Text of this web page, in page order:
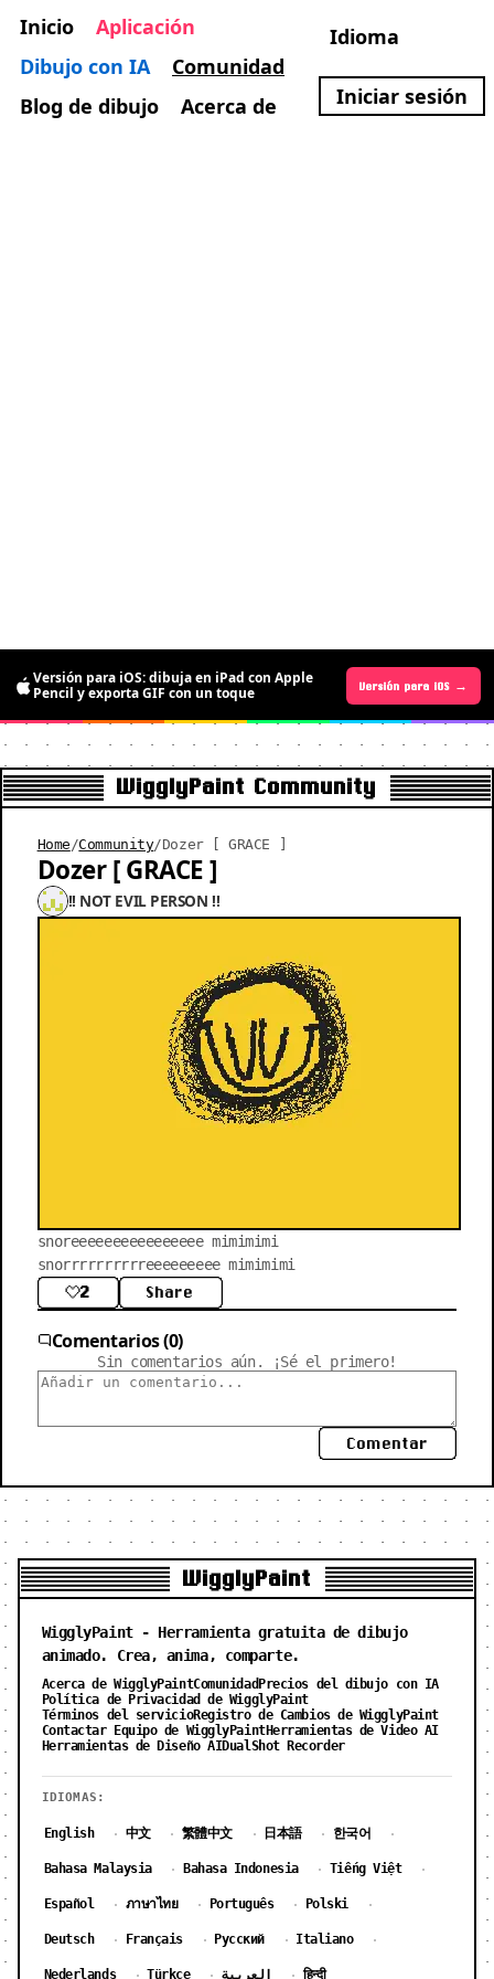
Inicio
Aplicación
Dibujo con IA
Comunidad
Blog de dibujo
Acerca de
Idioma
Iniciar sesión
Versión para Android →
Versión para iOS: dibuja en iPad con Apple
Pencil y exporta GIF con un toque
Versión para iOS →
WigglyPaint Community
Home /Community/Dozer [ GRACE ]
Dozer [ GRACE ]
!! NOT EVIL PERSON !!
snoreeeeeeeeeeeeeeee mimimimi
snorrrrrrrrrreeeeeeeee mimimimi
2 Share
Comentarios (0)
Sin comentarios aún. ¡Sé el primero!
Comentar
WigglyPaint
WigglyPaint - Herramienta gratuita de dibujo
animado. Crea, anima, comparte.
Acerca de WigglyPaintComunidad Precios del dibujo con IA
Política de Privacidad de WigglyPaint
Términos del servicioRegistro de Cambios de WigglyPaint
Contactar Equipo de WigglyPaintHerramientas de Video AI
Herramientas de Diseño AIDualShot Recorder
IDIOMAS:
English · 中文 · 繁體中文 · 日本語 · 한국어 ·
Bahasa Malaysia · Bahasa Indonesia · Tiếng Việt ·
Español · ภาษาไทย · Português · Polski ·
Deutsch · Français · Русский · Italiano ·
Nederlands · Türkçe · العربية · हिन्दी